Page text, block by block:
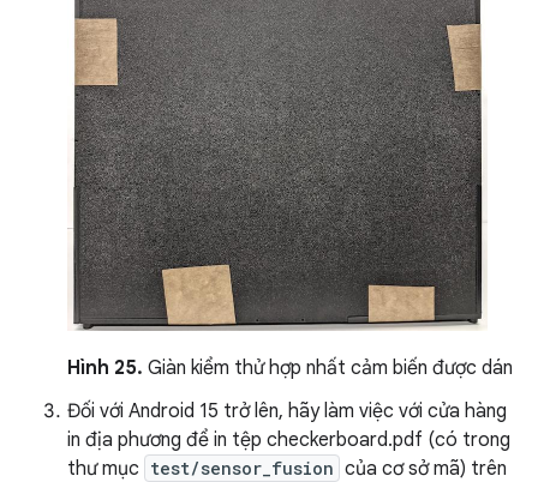
Hình 25. Giàn kiểm thử hợp nhất cảm biến được dán
Đối với Android 15 trở lên, hãy làm việc với cửa hàng
in địa phương để in tệp checkerboard.pdf (có trong
thư mục test/sensor_fusion của cơ sở mã) trên